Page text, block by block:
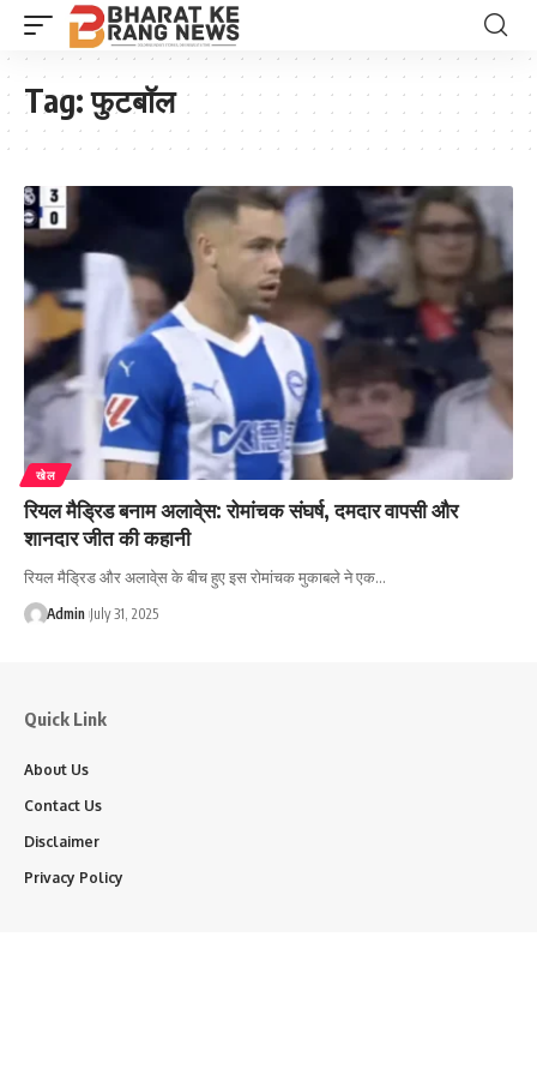
Tag:फुटबॉल
खेल
रियल मैड्रिड बनाम अलावे्स: रोमांचक संघर्ष, दमदार वापसी और
शानदार जीत की कहानी
रियल मैड्रिड और अलावे्स के बीच हुए इस रोमांचक मुकाबले ने एक…
Admin July 31, 2025
Quick Link
About Us
Contact Us
Disclaimer
Privacy Policy